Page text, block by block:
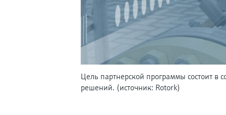
Цель партнерской программы состоит в
решений. (источник: Rotork)